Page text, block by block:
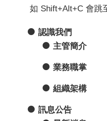
如 Shift+Alt+C 會跳
認識我們
主管簡介
業務職掌
組織架構
訊息公告